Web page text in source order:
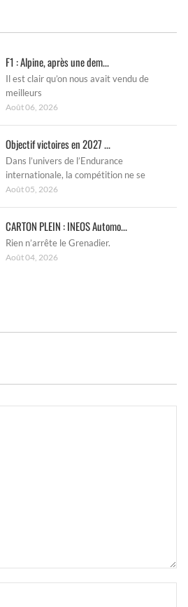
F1 : Alpine, après une dem...
Il est clair qu’on nous avait vendu de
meilleurs
Août 06, 2026
Objectif victoires en 2027 ...
Dans l’univers de l’Endurance
internationale, la compétition ne se
Août 05, 2026
CARTON PLEIN : INEOS Automo...
Rien n’arrête le Grenadier.
Août 04, 2026